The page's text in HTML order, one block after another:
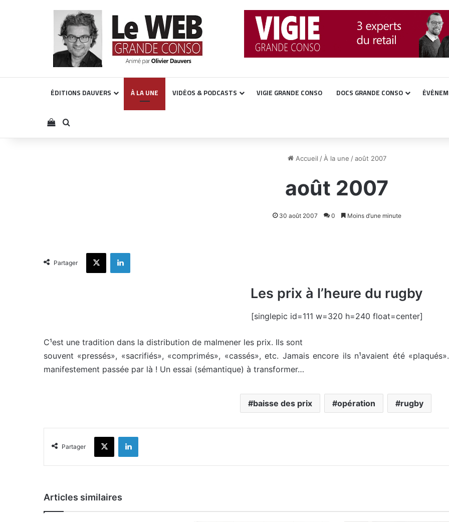
ÉDITIONS DAUVERS À LA UNE VIDÉOS & PODCASTS VIGIE GRANDE CONSO DOCS GRANDE CONSO
Voir votre panier
Rechercher
Accueil / À la une / août 2007
août 2007
30 août 2007 0 Moins d’une minute
Partager
X Linkedin
Les prix à l’heure du rugby
[singlepic id=111 w=320 h=240 float=center]
C¹est une tradition dans la distribution de malmener les prix. Ils sont
souvent «pressés», «sacrifiés», «comprimés», «cassés», etc. Jamais encore ils n¹avaient été
manifestement passée par là ! Un essai (sémantique) à transformer…
baisse des prix opération rugby
Partager
X Linkedin
Articles similaires